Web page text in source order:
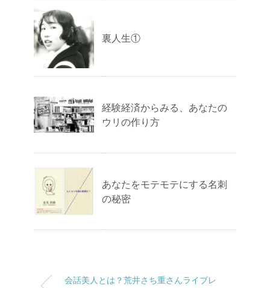
裏人生①
経験経済からみる、あなたの
ウリの作り方
あなたをモテモテにする名刺
の秘密
会話美人とは？荒井さち重さんライブレ